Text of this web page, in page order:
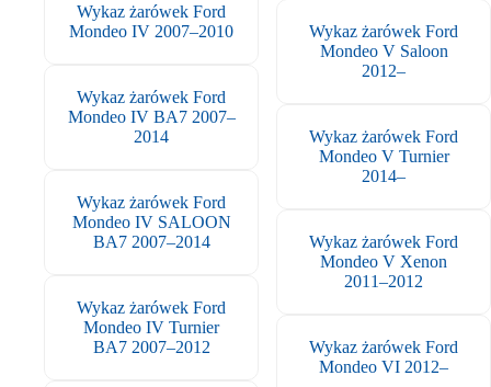
Wykaz żarówek Ford
Mondeo IV 2007–2010
Wykaz żarówek Ford
Mondeo IV BA7 2007–
2014
Wykaz żarówek Ford
Mondeo IV SALOON
BA7 2007–2014
Wykaz żarówek Ford
Mondeo IV Turnier
BA7 2007–2012
Wykaz żarówek Ford
Mondeo V Saloon
2012–
Wykaz żarówek Ford
Mondeo V Turnier
2014–
Wykaz żarówek Ford
Mondeo V Xenon
2011–2012
Wykaz żarówek Ford
Mondeo VI 2012–